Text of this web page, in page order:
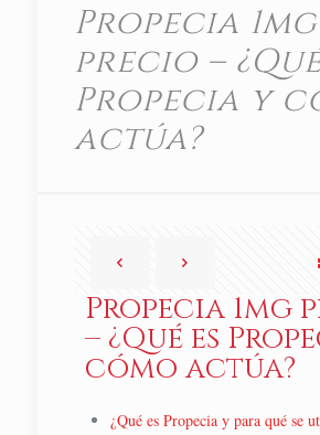
Propecia 1mg
precio –
Propecia y
actúa?
Propecia 1mg
– ¿Qué es
cómo actúa?
¿Qué es Propecia y para qué se